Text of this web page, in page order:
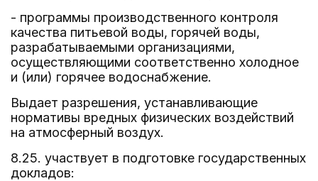
- программы производственного контроля
качества питьевой воды, горячей воды,
разрабатываемыми организациями,
осуществляющими соответственно холодное
и (или) горячее водоснабжение.
Выдает разрешения, устанавливающие
нормативы вредных физических воздействий
на атмосферный воздух.
8.25. участвует в подготовке государственных
докладов: